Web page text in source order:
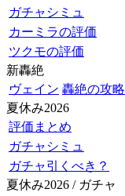
ガチャシミュ
カーミラの評価
ツクモの評価
新轟絶
ヴェイン 轟絶の攻略
夏休み2026
評価まとめ
ガチャシミュ
ガチャ引くべき？
夏休み2026 / ガチャ